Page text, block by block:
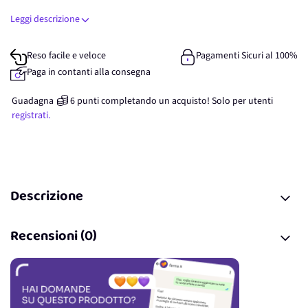
Leggi descrizione
Reso facile e veloce
Pagamenti Sicuri al 100%
Paga in contanti alla consegna
Guadagna 6 punticompletando un acquisto! Solo per utenti
registrati.
Descrizione
Recensioni (0)